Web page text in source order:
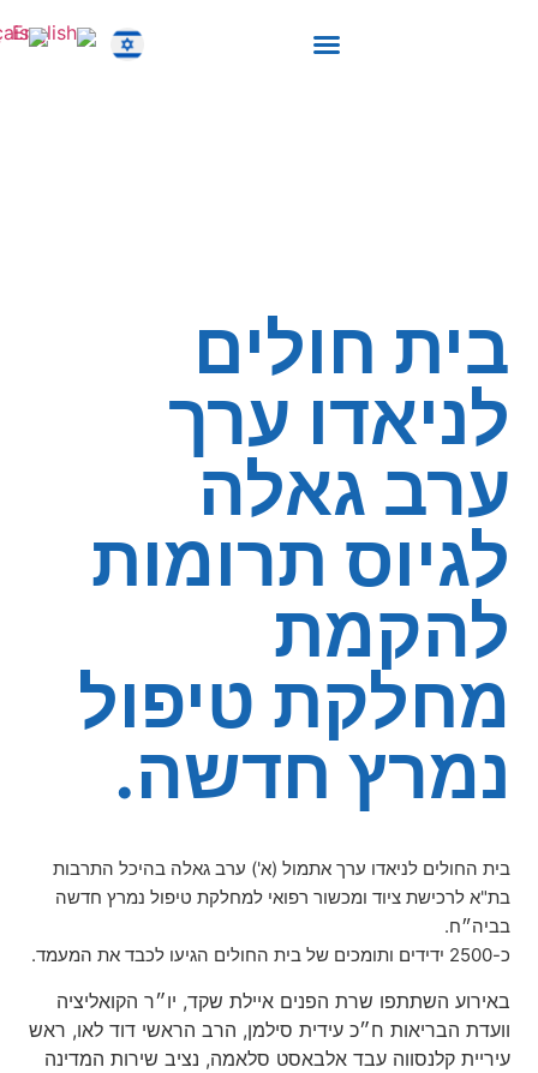
בית חולים
לניאדו ערך
ערב גאלה
לגיוס תרומות
להקמת
מחלקת טיפול
נמרץ חדשה.
בית החולים לניאדו ערך אתמול (א') ערב גאלה בהיכל התרבות
בת"א לרכישת ציוד ומכשור רפואי למחלקת טיפול נמרץ חדשה
בביה״ח.
כ-2500 ידידים ותומכים של בית החולים הגיעו לכבד את המעמד
.
באירוע השתתפו שרת הפנים איילת שקד, יו״ר הקואליציה
וועדת הבריאות ח״כ עידית סילמן, הרב הראשי דוד לאו, ראש
עיריית קלנסווה עבד אלבאסט סלאמה, נציב שירות המדינה